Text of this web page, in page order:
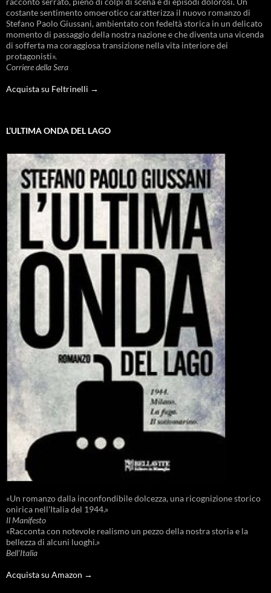
costante sentimento omoerotico caratterizza il nuovo romanzo di
Stefano Paolo Giussani, ambientato con fedeltà storica in un delicato
momento di passaggio della nostra nazione e che diventa una vicenda
di sofferta ma coraggiosa transizione nella vita interiore dei
protagonisti».
Corriere della Sera
Acquista su Feltrinelli →
L’ULTIMA ONDA DEL LAGO
«Un romanzo dalla inconfondibile dolcezza, una ricognizione storico
onirica nell'Italia del 1944.»
Il Manifesto
«Racconta con notevole realismo un pezzo della nostra storia e la
bellezza di alcuni luoghi.»
Bell'Italia
Acquista su Amazon →